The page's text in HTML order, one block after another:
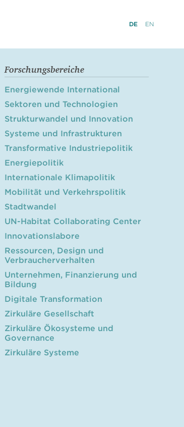
DE EN
Forschungsbereiche
Energiewende International
Sektoren und Technologien
Strukturwandel und Innovation
Systeme und Infrastrukturen
Transformative Industriepolitik
Energiepolitik
Internationale Klimapolitik
Mobilität und Verkehrspolitik
Stadtwandel
UN-Habitat Collaborating Center
Innovationslabore
Ressourcen, Design und
Verbraucherverhalten
Unternehmen, Finanzierung und
Bildung
Digitale Transformation
Zirkuläre Gesellschaft
Zirkuläre Ökosysteme und
Governance
Zirkuläre Systeme